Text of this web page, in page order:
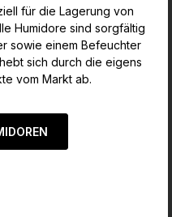
für die Lagerung von
Humidore sind sorgfältig
sowie einem Befeuchter
sich durch die eigens
vom Markt ab.